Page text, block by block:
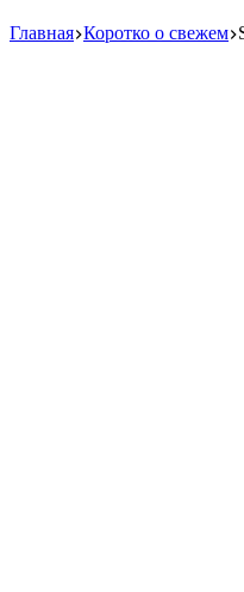
Главная Коротко о свежем